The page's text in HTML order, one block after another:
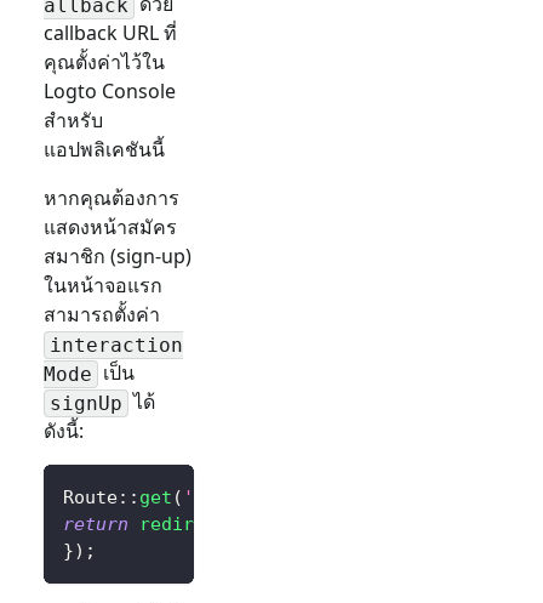
allback
callback URL ที่
คุณตั้งค่าไว้ใน
Logto Console
สำหรับ
แอปพลิเคชันนี้
หากคุณต้องการ
แสดงหน้าสมัคร
สมาชิก (sign-up)
ในหน้าจอแรก
สามารถตั้งค่า
interaction
Mode เป็น
signUp ได้
ดังนี้:
Route:: get ( '/sign-in'
return
redirect
}) ;